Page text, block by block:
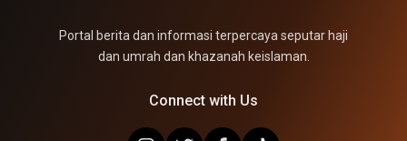
Portal berita dan informasi terpercaya seputar haji
dan umrah dan khazanah keislaman.
Connect with Us